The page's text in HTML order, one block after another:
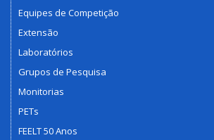
Equipes de Competição
Extensão
Laboratórios
Grupos de Pesquisa
Monitorias
PETs
FEELT 50 Anos